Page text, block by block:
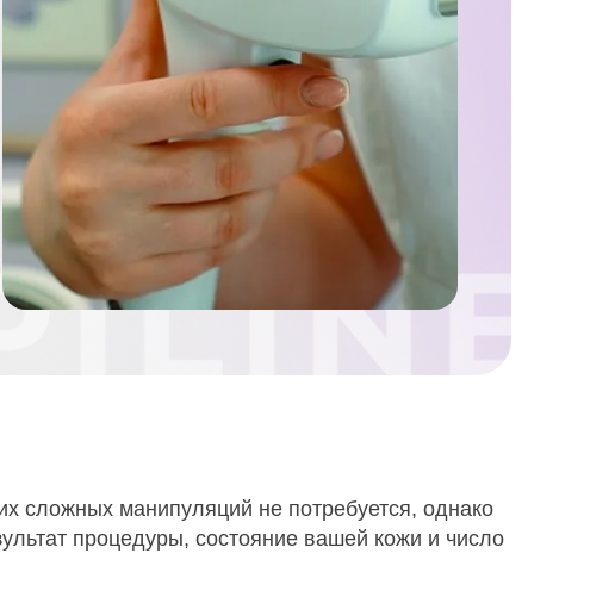
сложных манипуляций не потребуется, однако
процедуры, состояние вашей кожи и число